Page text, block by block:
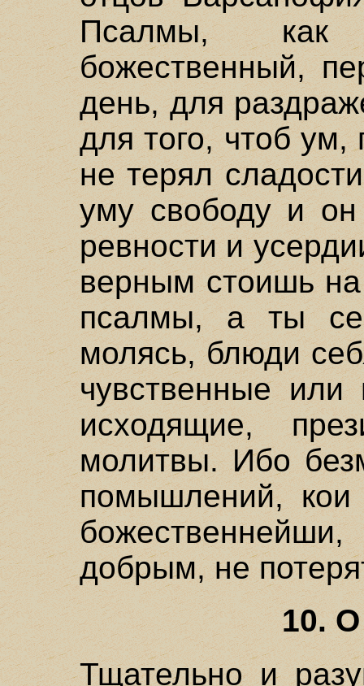
Псалмы, как
божественный,
день, для
для того, чтоб ум,
не терял
уму свободу и
ревности и
верным стоишь на
псалмы, а ты
молясь, блюди
чувственные
исходящие,
молитвы. Ибо
помышлений,
добрым, не
10.
Тщательно и